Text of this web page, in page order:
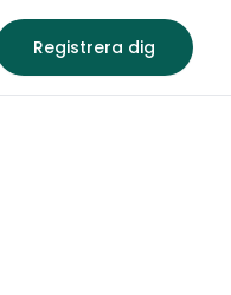
Registrera dig